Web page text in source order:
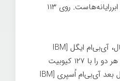
تریلیون بار سریع‌تر از ابررایانه‌هاست. روی ۱۱۳
در ۱۶ نوامبر همان سال، آی‌بی‌ام ایگل [IBM
Eagle] ظاهر شد که هر دو را با ۱۲۷ کیوبیت
شکست داد. یک سال بعد آی‌بی‌ام اُسپری [IBM